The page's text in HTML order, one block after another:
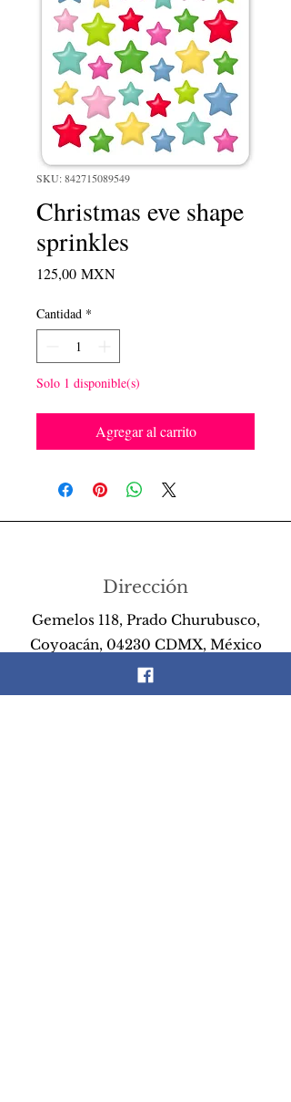
SKU: 842715089549
Christmas eve shape
sprinkles
125,00 MXNPrecio
Cantidad *
Solo 1 disponible(s)
Agregar al carrito
Dirección
Gemelos 118, Prado Churubusco,
Coyoacán, 04230 CDMX, México